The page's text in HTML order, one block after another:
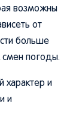
возможны
от
больше
смен погоды.
характер и
и